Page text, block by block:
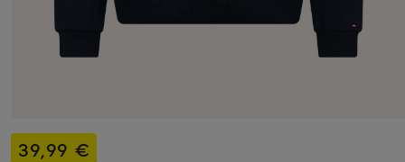
39,99 €